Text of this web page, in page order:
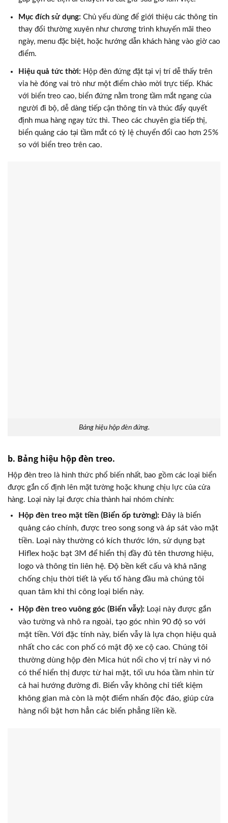
Mục đích sử dụng: Chủ yếu dùng để giới thiệu các thông tin
thay đổi thường xuyên như chương trình khuyến mãi theo
ngày, menu đặc biệt, hoặc hướng dẫn khách hàng vào giờ cao
điểm.
Hiệu quả tức thời: Hộp đèn đứng đặt tại vị trí dễ thấy trên
vỉa hè đóng vai trò như một điểm chào mời trực tiếp. Khác
với biển treo cao, biển đứng nằm trong tầm mắt ngang của
người đi bộ, dễ dàng tiếp cận thông tin và thúc đẩy quyết
định mua hàng ngay tức thì. Theo các chuyên gia tiếp thị,
biển quảng cáo tại tầm mắt có tỷ lệ chuyển đổi cao hơn 25%
so với biển treo trên cao.
Bảng hiệu hộp đèn đứng.
b. Bảng hiệu hộp đèn treo.
Hộp đèn treo là hình thức phổ biến nhất, bao gồm các loại biển
được gắn cố định lên mặt tường hoặc khung chịu lực của cửa
hàng. Loại này lại được chia thành hai nhóm chính:
Hộp đèn treo mặt tiền (Biển ốp tường):Đây là biển
quảng cáo chính, được treo song song và áp sát vào mặt
tiền. Loại này thường có kích thước lớn, sử dụng bạt
Hiflex hoặc bạt 3M để hiển thị đầy đủ tên thương hiệu,
logo và thông tin liên hệ. Độ bền kết cấu và khả năng
chống chịu thời tiết là yếu tố hàng đầu mà chúng tôi
quan tâm khi thi công loại biển này.
Hộp đèn treo vuông góc (Biển vẫy):Loại này được gắn
vào tường và nhô ra ngoài, tạo góc nhìn 90 độ so với
mặt tiền. Với đặc tính này, biển vẫy là lựa chọn hiệu quả
nhất cho các con phố có mật độ xe cộ cao. Chúng tôi
thường dùng hộp đèn Mica hút nổi cho vị trí này vì nó
có thể hiển thị được từ hai mặt, tối ưu hóa tầm nhìn từ
cả hai hướng đường đi. Biển vẫy không chỉ tiết kiệm
không gian mà còn là một điểm nhấn độc đáo, giúp cửa
hàng nổi bật hơn hẳn các biển phẳng liền kề.